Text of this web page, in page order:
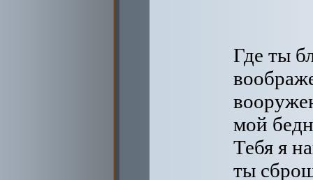
Где ты
мой
Тебя я
ты